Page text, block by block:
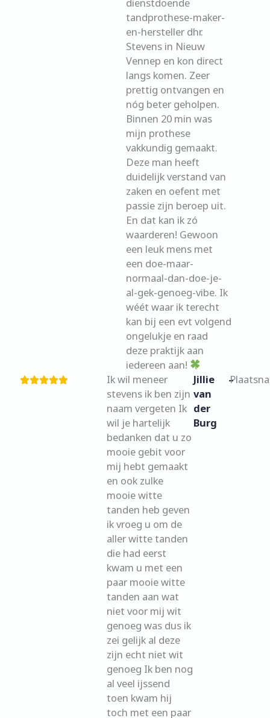
dienstdoende
tandprothese-maker-
en-hersteller dhr.
Stevens in Nieuw
Vennep en kon direct
langs komen. Zeer
prettig ontvangen en
nóg beter geholpen.
Binnen 20 min was
mijn prothese
vakkundig gemaakt.
Deze man heeft
duidelijk verstand van
zaken en oefent met
passie zijn beroep uit.
En dat kan ik zó
waarderen! Gewoon
een leuk mens met
een doe-maar-
normaal-dan-doe-je-
al-gek-genoeg-vibe. Ik
wéét waar ik terecht
kan bij een evt volgend
ongelukje en raad
deze praktijk aan
iedereen aan!
Ik wil meneer
stevens ik ben zijn
naam vergeten Ik
wil je hartelijk
bedanken dat u zo
mooie gebit voor
mij hebt gemaakt
en ook zulke
mooie witte
tanden heb geven
ik vroeg u om de
aller witte tanden
die had eerst
kwam u met een
paar mooie witte
tanden aan wat
niet voor mij wit
genoeg was dus ik
zei gelijk al deze
zijn echt niet wit
genoeg Ik ben nog
al veel ijssend
toen kwam hij
toch met een paar
Jillie
van
der
Burg
–